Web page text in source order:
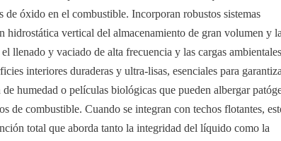
óxido en el combustible. Incorporan robustos sistemas
hidrostática vertical del almacenamiento de gran volumen y
llenado y vaciado de alta frecuencia y las cargas ambientales
interiores duraderas y ultra-lisas, esenciales para
humedad o películas biológicas que pueden albergar
de combustible. Cuando se integran con techos flotantes,
total que aborda tanto la integridad del líquido como la